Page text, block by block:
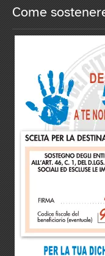
Come